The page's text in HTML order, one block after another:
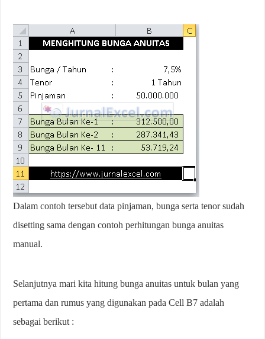
Dalam contoh tersebut data pinjaman, bunga serta tenor sudah
disetting sama dengan contoh perhitungan bunga anuitas
manual.
Selanjutnya mari kita hitung bunga anuitas untuk bulan yang
pertama dan rumus yang digunakan pada Cell B7 adalah
sebagai berikut :